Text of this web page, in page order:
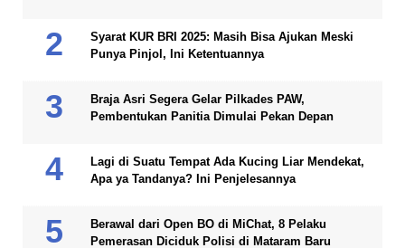
Syarat KUR BRI 2025: Masih Bisa Ajukan Meski
Punya Pinjol, Ini Ketentuannya
Braja Asri Segera Gelar Pilkades PAW,
Pembentukan Panitia Dimulai Pekan Depan
Lagi di Suatu Tempat Ada Kucing Liar Mendekat,
Apa ya Tandanya? Ini Penjelesannya
Berawal dari Open BO di MiChat, 8 Pelaku
Pemerasan Diciduk Polisi di Mataram Baru